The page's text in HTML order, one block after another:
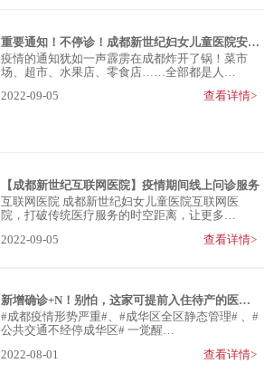
重要通知！不停诊！成都新世纪妇女儿童医院安心就诊
疫情的通知犹如一声霹雳在成都炸开了锅！菜市
场、超市、水果店、零食店……全部都是人…
2022-09-05
查看详情>
【成都新世纪互联网医院】疫情期间线上问诊服务
互联网医院 成都新世纪妇女儿童医院互联网医
院，打破传统医疗服务的时空距离，让更多…
2022-09-05
查看详情>
新增确诊+N！别怕，这家可提前入住待产的医院，保护你
#成都疫情形势严重#、#成华区全区静态管理# 、#
公共交通不经停成华区# 一觉醒…
2022-08-01
查看详情>